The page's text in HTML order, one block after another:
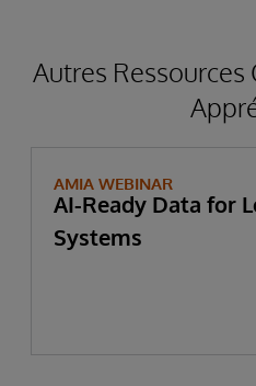
Autres Ressources
AMIA WEBINAR
AI-Ready Data for
Systems